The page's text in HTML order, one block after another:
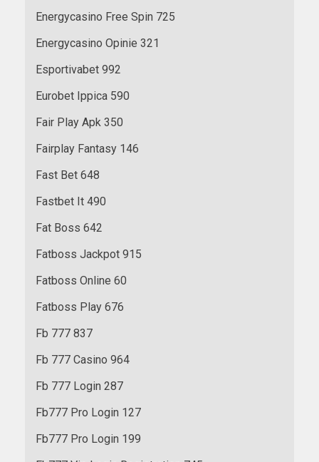
Energycasino Free Spin 725
Energycasino Opinie 321
Esportivabet 992
Eurobet Ippica 590
Fair Play Apk 350
Fairplay Fantasy 146
Fast Bet 648
Fastbet It 490
Fat Boss 642
Fatboss Jackpot 915
Fatboss Online 60
Fatboss Play 676
Fb 777 837
Fb 777 Casino 964
Fb 777 Login 287
Fb777 Pro Login 127
Fb777 Pro Login 199